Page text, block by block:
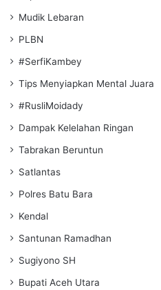
Mudik Lebaran
PLBN
#SerfiKambey
Tips Menyiapkan Mental Juara
#RusliMoidady
Dampak Kelelahan Ringan
Tabrakan Beruntun
Satlantas
Polres Batu Bara
Kendal
Santunan Ramadhan
Sugiyono SH
Bupati Aceh Utara